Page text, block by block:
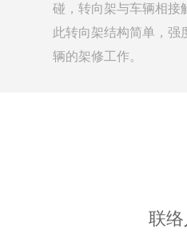
碰，转向架与车辆相接
此转向架结构简单，强
辆的架修工作。
联